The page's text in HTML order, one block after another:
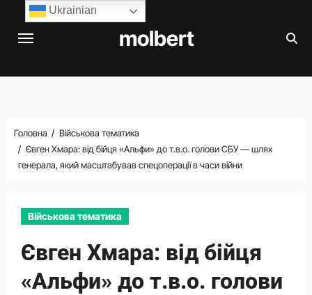
Перейти
molbert
Головна
Військова тематика
Євген Хмара: від бійця «Альфи» до т.в.о. голови СБУ — шлях
генерала, який масштабував спецоперації в часи війни
Військова тематика
Євген Хмара: від бійця
«Альфи» до т.в.о. голови
Ukrainian